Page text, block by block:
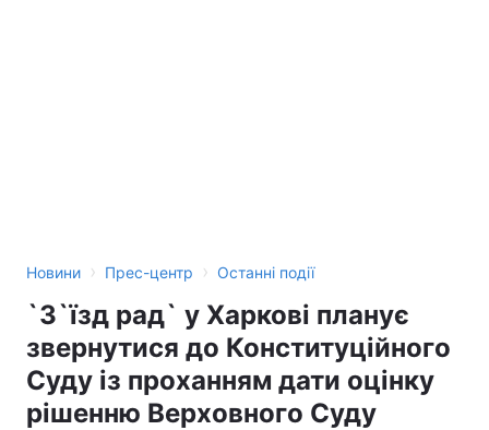
Новини › Прес-центр › Останні події
`З`їзд рад` у Харкові планує
звернутися до Конституційного
Суду із проханням дати оцінку
рішенню Верховного Суду